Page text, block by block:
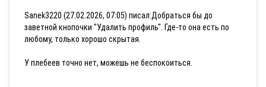
Sanek3220 (27.02.2026, 07:05) писал:Добраться бы до
заветной кнопочки "Удалить профиль". Где-то она есть по
любому, только хорошо скрытая.
У плебеев точно нет, можешь не беспокоиться.